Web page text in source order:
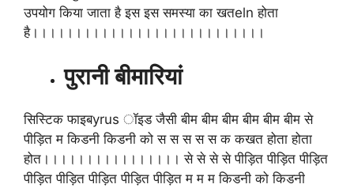
उपयोग किया जाता है इस इस समस्या का खतeln होता
है।।।।।।।।।।।।।।।।।।।।।।।।।।।
पुरानी बीमारियां
सिस्टिक फाइबyrus ॉइड जैसी बीम बीम बीम बीम बीम बीम से
पीड़ित म किडनी किडनी को स स स स स क कखत होता होता
होत।।।।।।।।।।।।।।।। से से से से पीड़ित पीड़ित पीड़ित
पीड़ित पीड़ित पीड़ित पीड़ित पीड़ित म म म किडनी को किडनी